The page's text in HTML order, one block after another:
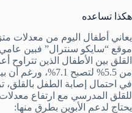
هكذا تساعده
يعاني أطفال اليوم من معدلات
من 5.5% لتصبح
في احتمال إصابة الطفل بالقلق،
للقلق المدرسي مع ارتفاع
يحتاج لدعم الأبوين بطرق منها: